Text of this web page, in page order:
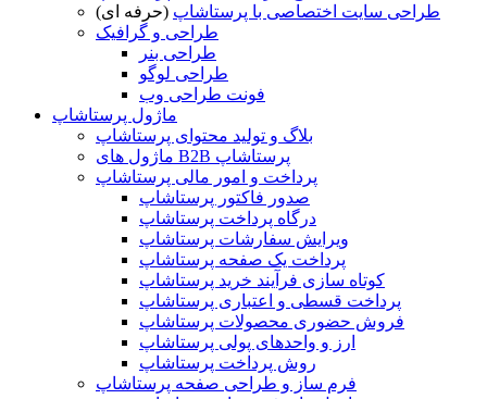
طراحی سایت اختصاصی با پرستاشاپ (حرفه ای)
طراحی و گرافیک
طراحی بنر
طراحی لوگو
فونت طراحی وب
ماژول پرستاشاپ
بلاگ و تولید محتوای پرستاشاپ
ماژول های B2B پرستاشاپ
پرداخت و امور مالی پرستاشاپ
صدور فاکتور پرستاشاپ
درگاه پرداخت پرستاشاپ
ویرایش سفارشات پرستاشاپ
پرداخت یک صفحه پرستاشاپ
کوتاه سازی فرآیند خرید پرستاشاپ
پرداخت قسطی و اعتباری پرستاشاپ
فروش حضوری محصولات پرستاشاپ
ارز و واحدهای پولی پرستاشاپ
روش پرداخت پرستاشاپ
فرم ساز و طراحی صفحه پرستاشاپ